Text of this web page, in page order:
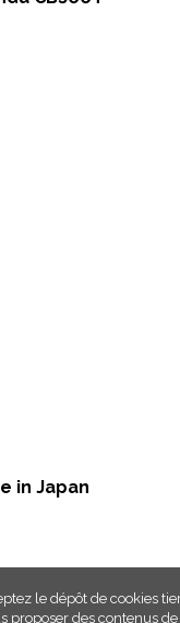
in Japan
le dépôt de cookies
proposer des contenus de